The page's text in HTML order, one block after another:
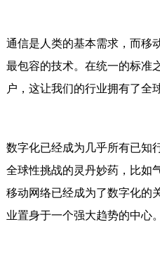
通信是人类的基本需求，而移
最包容的技术。在统一的标准
户，这让我们的行业拥有了全
数字化已经成为几乎所有已知
全球性挑战的灵丹妙药，比如
移动网络已经成为了数字化的
业置身于一个强大趋势的中心。